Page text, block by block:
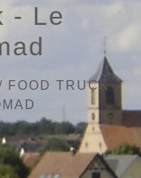
- Le
FOOD TRUCK